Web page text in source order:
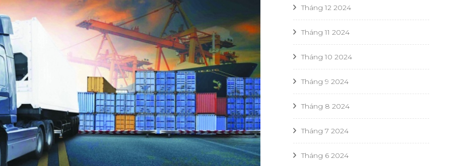
Tháng 12 2024
Tháng 11 2024
Tháng 10 2024
Tháng 9 2024
Tháng 8 2024
Tháng 7 2024
Tháng 6 2024